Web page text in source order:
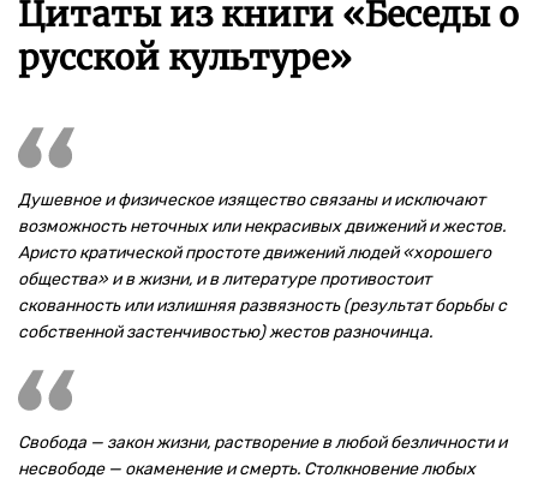
Цитаты из книги «Беседы о
русской культуре»
Душевное и физическое изящество связаны и исключают
возможность неточных или некрасивых движений и жестов.
Аристо кратической простоте движений людей «хорошего
общества» и в жизни, и в литературе противостоит
скованность или излишняя развязность (результат борьбы с
собственной застенчивостью) жестов разночинца.
Свобода — закон жизни, растворение в любой безличности и
несвободе — окаменение и смерть. Столкновение любых